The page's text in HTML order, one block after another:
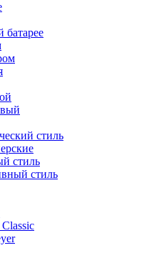
батарее
стиль
стиль
стиль